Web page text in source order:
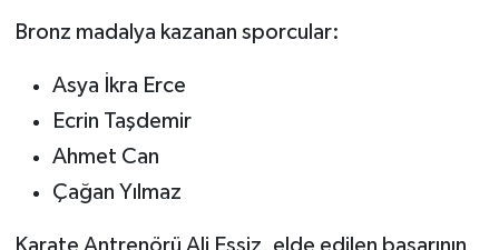
Bronz madalya kazanan sporcular:
Asya İkra Erce
Ecrin Taşdemir
Ahmet Can
Çağan Yılmaz
Karate Antrenörü Ali Eşsiz, elde edilen başarının